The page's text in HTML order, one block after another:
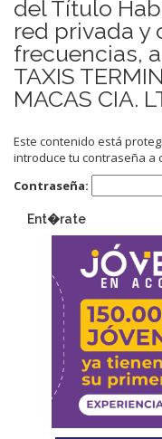
del Título
red privada y
frecuencias,
TAXIS
MACAS CIA.
Este contenido está
introduce tu contraseña a
Contraseña:
Ent�rate